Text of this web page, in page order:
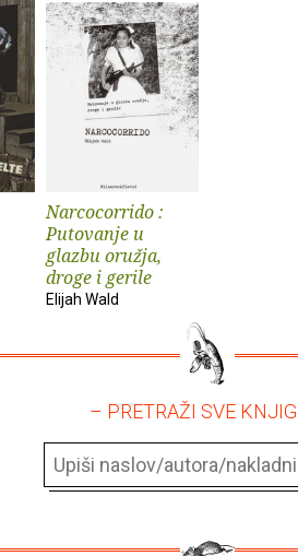
Narcocorrido :
Putovanje u
glazbu oružja,
droge i gerile
Elijah Wald
– PRETRAŽI SVE